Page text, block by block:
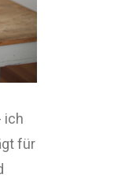
ich
für